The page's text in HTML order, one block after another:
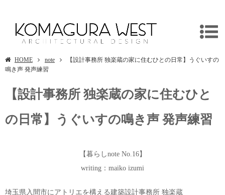
HOME note
【設計事務所 独楽蔵の家に住むひとの日常】うぐいすの
鳴き声 発声練習
【設計事務所 独楽蔵の家に住むひと
の日常】うぐいすの鳴き声 発声練習
【暮らしnote No.16】
writing：maiko izumi
埼玉県入間市にアトリエを構える建築設計事務所 独楽蔵